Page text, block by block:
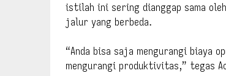
istilah ini sering dianggap sama oleh
jalur yang berbeda.
“Anda bisa saja mengurangi biaya
mengurangi produktivitas,” tegas